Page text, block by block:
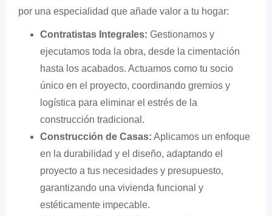
por una especialidad que añade valor a tu hogar:
Contratistas Integrales: Gestionamos y
ejecutamos toda la obra, desde la cimentación
hasta los acabados. Actuamos como tu socio
único en el proyecto, coordinando gremios y
logística para eliminar el estrés de la
construcción tradicional.
Construcción de Casas: Aplicamos un enfoque
en la durabilidad y el diseño, adaptando el
proyecto a tus necesidades y presupuesto,
garantizando una vivienda funcional y
estéticamente impecable.